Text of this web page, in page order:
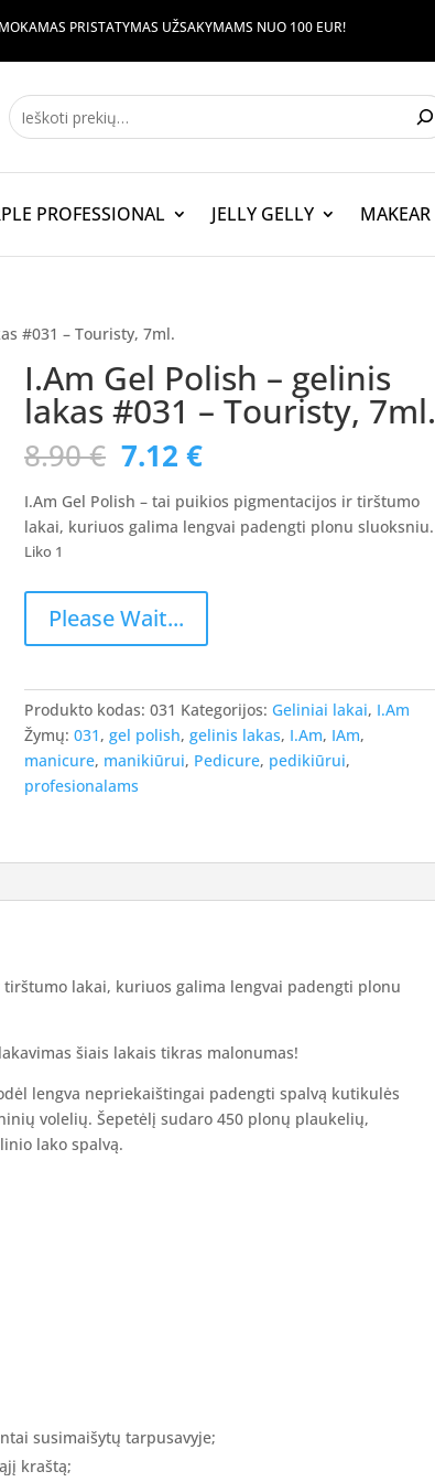
PRISTATYMAS UŽSAKYMAMS NUO 100 EUR!
PROFESSIONAL JELLY GELLY MAKEAR
#031 – Touristy, 7ml.
I.Am Gel Polish – gelinis
lakas #031 – Touristy, 7ml.
8.90€ Original
price
was:
8.90 €.
7.12€Current
is:
7.12 €.
I.Am Gel Polish – tai puikios pigmentacijos ir tirštumo
lakai, kuriuos galima lengvai padengti plonu sluoksniu.
Liko 1
kiekis:
Polish
-
gelinis
lakas
Please Wait...
Produkto kodas:031 Kategorijos: Geliniai lakai, I.Am
Žymų:031,gel polish,gelinis lakas, I.Am, IAm,
manicure, manikiūrui, Pedicure, pedikiūrui,
profesionalams
lakai, kuriuos galima lengvai padengti plonu
šiais lakais tikras malonumas!
lengva nepriekaištingai padengti spalvą kutikulės
volelių. Šepetėlį sudaro 450 plonų plaukelių,
lako spalvą.
susimaišytų tarpusavyje;
kraštą;